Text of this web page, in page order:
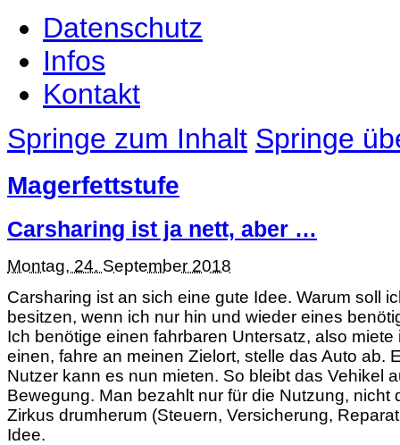
Datenschutz
Infos
Kontakt
Springe zum Inhalt Springe
Magerfettstufe
Carsharing ist ja nett, aber …
Montag, 24. September 2018
Carsharing ist an sich eine gute Idee. Warum soll
besitzen, wenn ich nur hin und wieder eines
Ich benötige einen fahrbaren Untersatz, also miete
einen, fahre an meinen Zielort, stelle das Auto ab.
Nutzer kann es nun mieten. So bleibt das Vehikel
Bewegung. Man bezahlt nur für die Nutzung, nicht
Zirkus drumherum (Steuern, Versicherung,
Idee.